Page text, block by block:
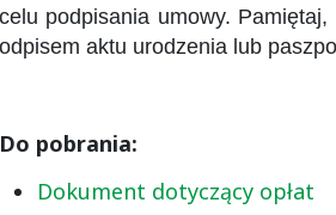
celu podpisania umowy.
odpisem aktu urodzenia lub
Do pobrania:
Dokument dotyczący opłat